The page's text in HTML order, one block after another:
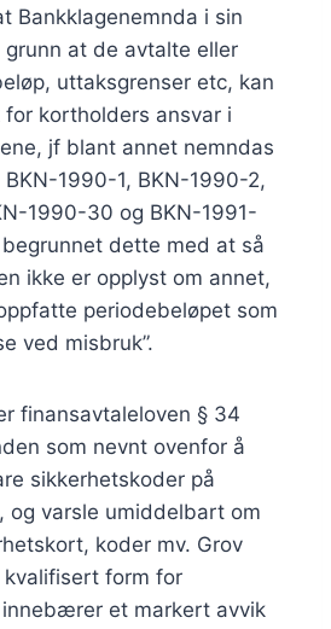
Bankklagenemnda i sin
at de avtalte eller
uttaksgrenser etc, kan
kortholders ansvar i
jf blant annet nemndas
1990-1, BKN-1990-2,
1990-30 og BKN-1991-
dette med at så
ikke er opplyst om annet,
periodebeløpet som
ved misbruk”.
finansavtaleloven § 34
som nevnt ovenfor å
sikkerhetskoder på
og varsle umiddelbart om
koder mv. Grov
form for
et markert avvik